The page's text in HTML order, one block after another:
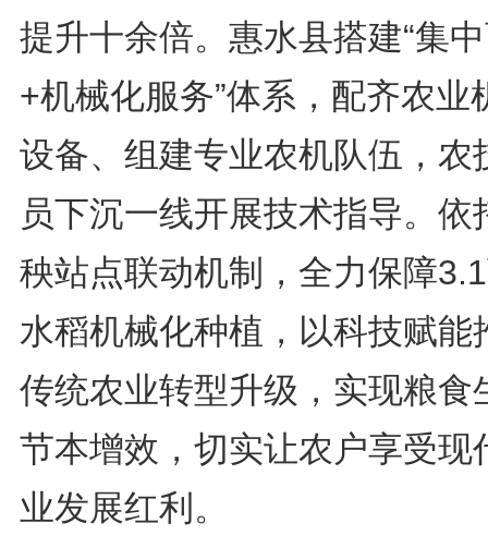
提升十余倍。惠水县搭建“集
+机械化服务”体系，配齐农业
设备、组建专业农机队伍，农
员下沉一线开展技术指导。依
秧站点联动机制，全力保障
水稻机械化种植，以科技赋能
传统农业转型升级，实现粮食
节本增效，切实让农户享受现
业发展红利。